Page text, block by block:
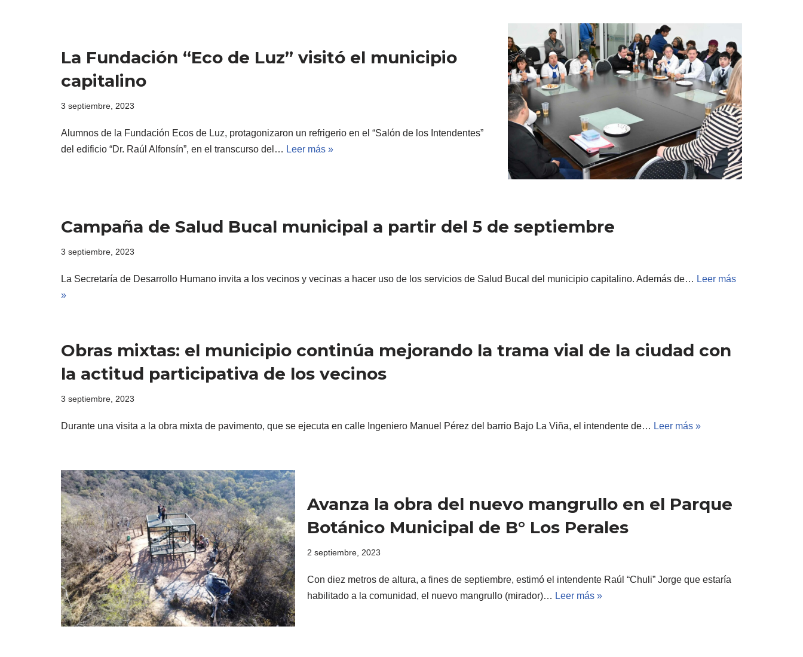
La Fundación “Eco de Luz” visitó el municipio
capitalino
3 septiembre, 2023
Alumnos de la Fundación Ecos de Luz, protagonizaron un refrigerio en el “Salón de los Intendentes”
del edificio “Dr. Raúl Alfonsín”, en el transcurso del… Leer más »
Campaña de Salud Bucal municipal a partir del 5 de septiembre
3 septiembre, 2023
La Secretaría de Desarrollo Humano invita a los vecinos y vecinas a hacer uso de los servicios de Salud Bucal del municipio capitalino. Además de… Leer más
»
Obras mixtas: el municipio continúa mejorando la trama vial de la ciudad con
la actitud participativa de los vecinos
3 septiembre, 2023
Durante una visita a la obra mixta de pavimento, que se ejecuta en calle Ingeniero Manuel Pérez del barrio Bajo La Viña, el intendente de… Leer más »
Avanza la obra del nuevo mangrullo en el Parque
Botánico Municipal de B° Los Perales
2 septiembre, 2023
Con diez metros de altura, a fines de septiembre, estimó el intendente Raúl “Chuli” Jorge que estaría
habilitado a la comunidad, el nuevo mangrullo (mirador)… Leer más »